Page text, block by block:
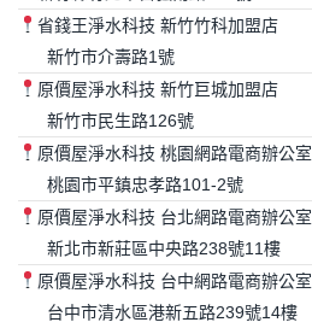
省錢王淨水科技 新竹竹科加盟店
新竹市介壽路1號
原價屋淨水科技 新竹巨城加盟店
新竹市民生路126號
原價屋淨水科技 桃園網路電商辦公室
桃園市平鎮忠孝路101-2號
原價屋淨水科技 台北網路電商辦公室
新北市新莊區中央路238號11樓
原價屋淨水科技 台中網路電商辦公室
台中市清水區港新五路239號14樓